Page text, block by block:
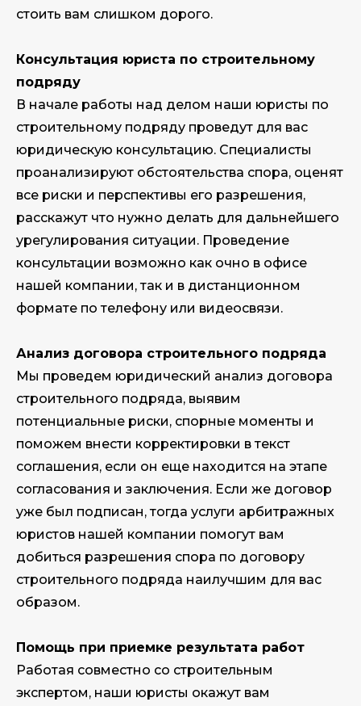
стоить вам слишком дорого.
Консультация юриста по строительному
подряду
В начале работы над делом наши юристы по
строительному подряду проведут для вас
юридическую консультацию. Специалисты
проанализируют обстоятельства спора, оценят
все риски и перспективы его разрешения,
расскажут что нужно делать для дальнейшего
урегулирования ситуации. Проведение
консультации возможно как очно в офисе
нашей компании, так и в дистанционном
формате по телефону или видеосвязи.
Анализ договора строительного подряда
Мы проведем юридический анализ договора
строительного подряда, выявим
потенциальные риски, спорные моменты и
поможем внести корректировки в текст
соглашения, если он еще находится на этапе
согласования и заключения. Если же договор
уже был подписан, тогда услуги арбитражных
юристов нашей компании помогут вам
добиться разрешения спора по договору
строительного подряда наилучшим для вас
образом.
Помощь при приемке результата работ
Работая совместно со строительным
экспертом, наши юристы окажут вам